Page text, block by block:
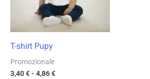
T-shirt Pupy
Promozionale
3,40€- 4,86€